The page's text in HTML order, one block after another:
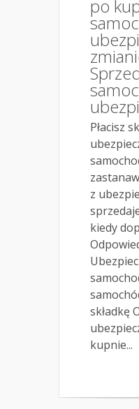
po
Płacisz
z
kiedy
składkę
kupnie...